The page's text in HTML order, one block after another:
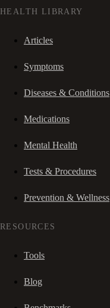
HEALTH LIBRARY
Articles
Symptoms
Diseases & Conditions
Medications
Mental Health
Tests & Procedures
Prevention & Wellness
RESOURCES
Tools
Blog